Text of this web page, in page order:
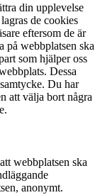
din upplevelse
de cookies
eftersom de är
på webbplatsen ska
som hjälper oss
Dessa
Du har
att välja bort några
webbplatsen ska
anonymt.